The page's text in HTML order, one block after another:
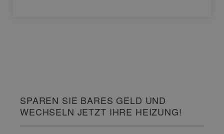
SPAREN SIE BARES GELD UND
WECHSELN JETZT IHRE HEIZUNG!